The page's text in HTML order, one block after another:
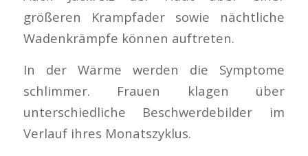
größeren Krampfader sowie nächtliche
Wadenkrämpfe können auftreten.
In der Wärme werden die Symptome
schlimmer. Frauen klagen über
unterschiedliche Beschwerdebilder im
Verlauf ihres Monatszyklus.